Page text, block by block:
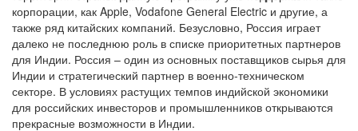
корпорации, как Apple, Vodafone General Electric и другие, а
также ряд китайских компаний. Безусловно, Россия играет
далеко не последнюю роль в списке приоритетных партнеров
для Индии. Россия – один из основных поставщиков сырья для
Индии и стратегический партнер в военно-техническом
секторе. В условиях растущих темпов индийской экономики
для российских инвесторов и промышленников открываются
прекрасные возможности в Индии.